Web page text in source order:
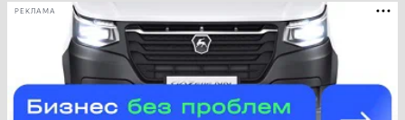
РЕКЛАМА